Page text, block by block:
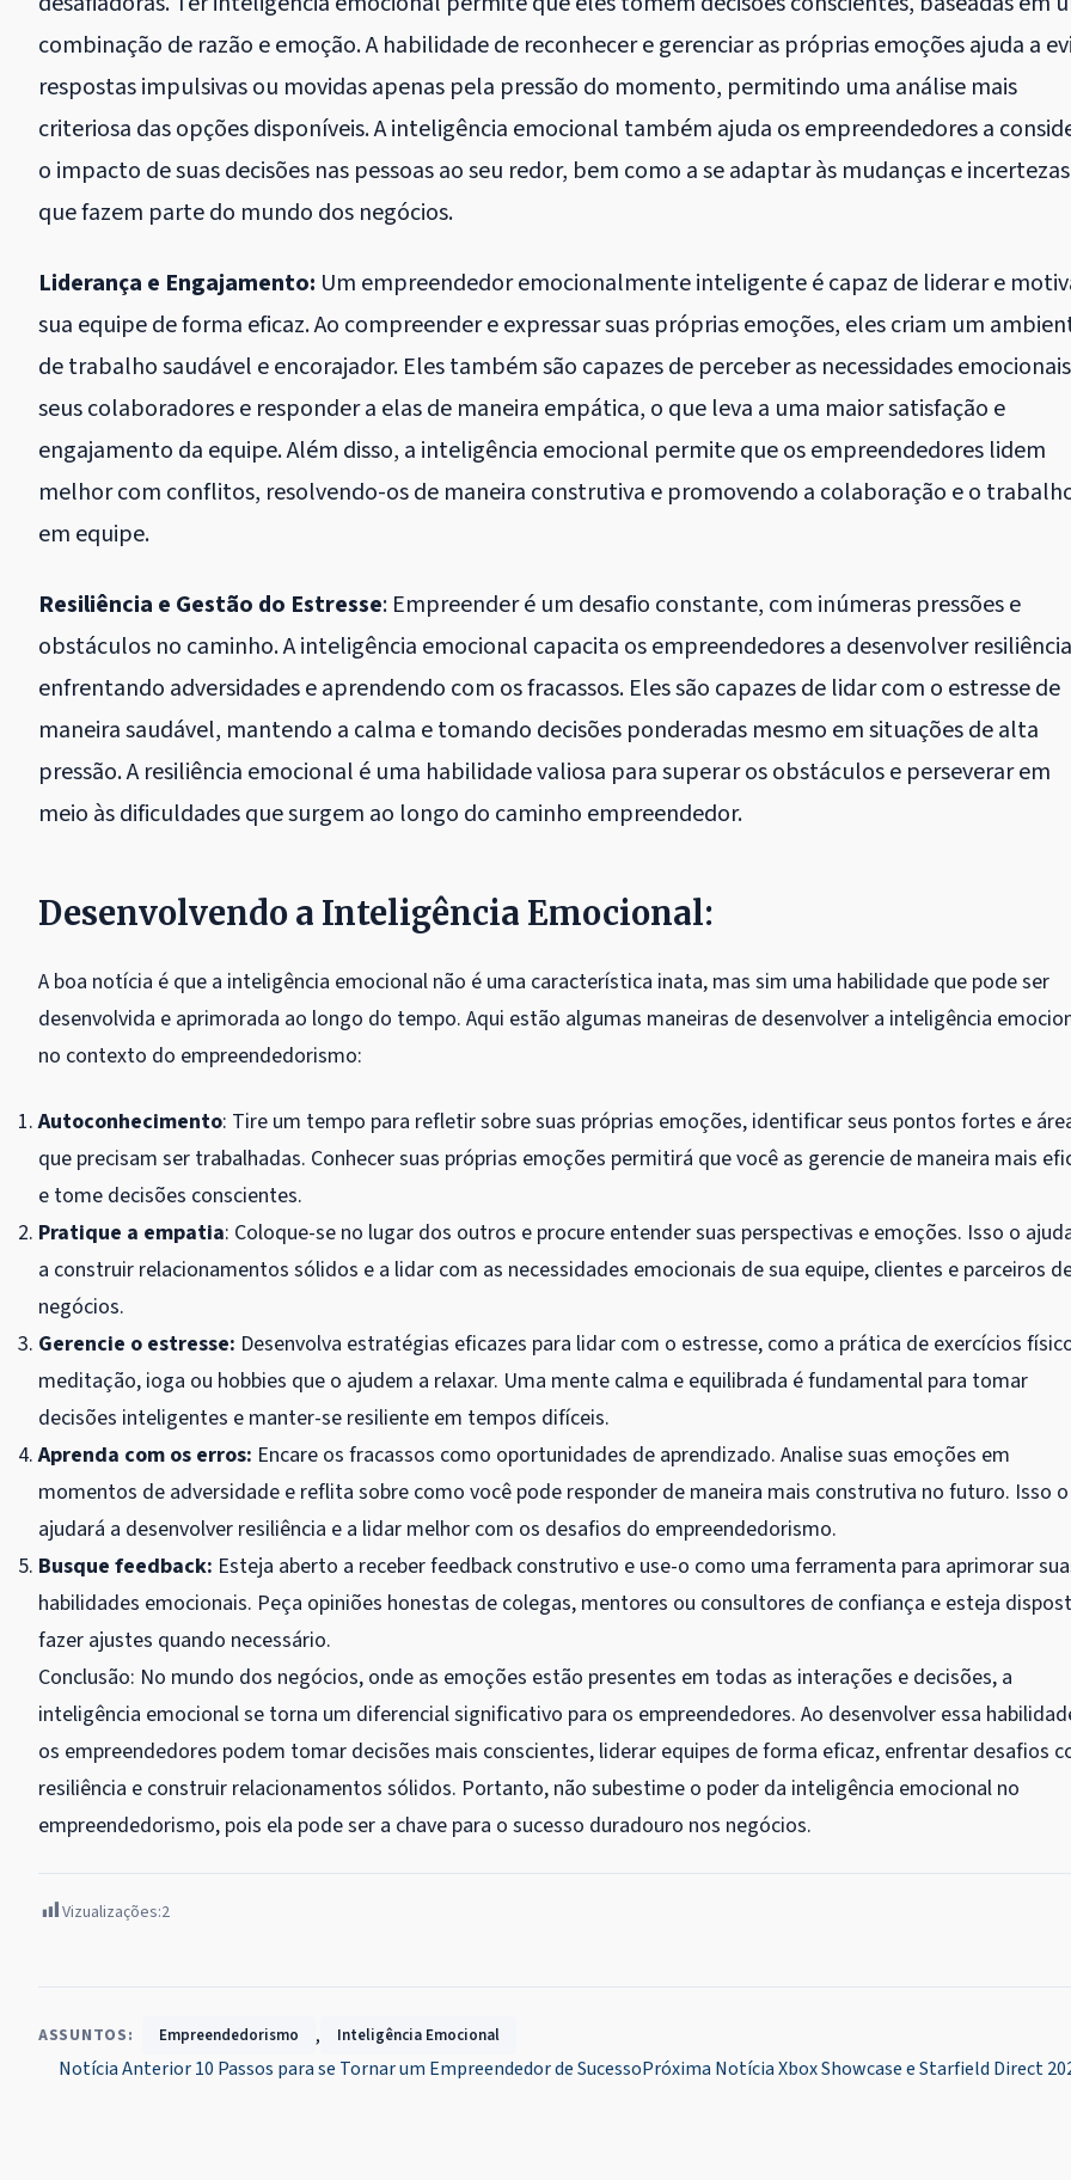
combinação de razão e emoção. A habilidade de reconhecer e gerenciar as próprias emoções ajuda a
respostas impulsivas ou movidas apenas pela pressão do momento, permitindo uma análise mais
criteriosa das opções disponíveis. A inteligência emocional também ajuda os empreendedores a
o impacto de suas decisões nas pessoas ao seu redor, bem como a se adaptar às mudanças e incertezas
que fazem parte do mundo dos negócios.
Liderança e Engajamento: Um empreendedor emocionalmente inteligente é capaz de liderar e
sua equipe de forma eficaz. Ao compreender e expressar suas próprias emoções, eles criam um
de trabalho saudável e encorajador. Eles também são capazes de perceber as necessidades
seus colaboradores e responder a elas de maneira empática, o que leva a uma maior satisfação e
engajamento da equipe. Além disso, a inteligência emocional permite que os empreendedores lidem
melhor com conflitos, resolvendo-os de maneira construtiva e promovendo a colaboração e o
em equipe.
Resiliência e Gestão do Estresse: Empreender é um desafio constante, com inúmeras pressões e
obstáculos no caminho. A inteligência emocional capacita os empreendedores a desenvolver
enfrentando adversidades e aprendendo com os fracassos. Eles são capazes de lidar com o estresse de
maneira saudável, mantendo a calma e tomando decisões ponderadas mesmo em situações de alta
pressão. A resiliência emocional é uma habilidade valiosa para superar os obstáculos e perseverar em
meio às dificuldades que surgem ao longo do caminho empreendedor.
Desenvolvendo a Inteligência Emocional:
A boa notícia é que a inteligência emocional não é uma característica inata, mas sim uma habilidade que pode ser
desenvolvida e aprimorada ao longo do tempo. Aqui estão algumas maneiras de desenvolver a inteligência
no contexto do empreendedorismo:
Autoconhecimento: Tire um tempo para refletir sobre suas próprias emoções, identificar seus pontos fortes e
que precisam ser trabalhadas. Conhecer suas próprias emoções permitirá que você as gerencie de maneira mais
e tome decisões conscientes.
Pratique a empatia: Coloque-se no lugar dos outros e procure entender suas perspectivas e emoções. Isso o
a construir relacionamentos sólidos e a lidar com as necessidades emocionais de sua equipe, clientes e parceiros
negócios.
Gerencie o estresse: Desenvolva estratégias eficazes para lidar com o estresse, como a prática de exercícios
meditação, ioga ou hobbies que o ajudem a relaxar. Uma mente calma e equilibrada é fundamental para tomar
decisões inteligentes e manter-se resiliente em tempos difíceis.
Aprenda com os erros: Encare os fracassos como oportunidades de aprendizado. Analise suas emoções em
momentos de adversidade e reflita sobre como você pode responder de maneira mais construtiva no futuro. Isso o
ajudará a desenvolver resiliência e a lidar melhor com os desafios do empreendedorismo.
Busque feedback: Esteja aberto a receber feedback construtivo e use-o como uma ferramenta para aprimorar
habilidades emocionais. Peça opiniões honestas de colegas, mentores ou consultores de confiança e esteja
fazer ajustes quando necessário.
Conclusão: No mundo dos negócios, onde as emoções estão presentes em todas as interações e decisões, a
inteligência emocional se torna um diferencial significativo para os empreendedores. Ao desenvolver essa
os empreendedores podem tomar decisões mais conscientes, liderar equipes de forma eficaz, enfrentar desafios
resiliência e construir relacionamentos sólidos. Portanto, não subestime o poder da inteligência emocional no
empreendedorismo, pois ela pode ser a chave para o sucesso duradouro nos negócios.
Vizualizações:2
ASSUNTOS: Empreendedorismo , Inteligência Emocional
Navegação
Notícia Anterior 10 Passos para se Tornar um Empreendedor de SucessoPróxima NotíciaXbox Showcase e Starfield Direct